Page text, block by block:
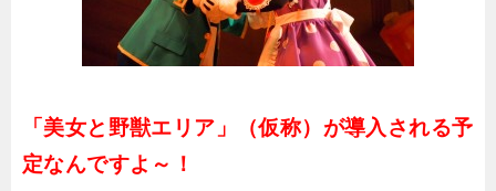
「美女と野獣エリア」（仮称）が導入される予
定なんですよ～！